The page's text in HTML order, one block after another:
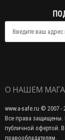
О НАШЕМ
www.a-safe.ru © 2007 -
Все права защищены.
публичной офертой.
правообладателям.